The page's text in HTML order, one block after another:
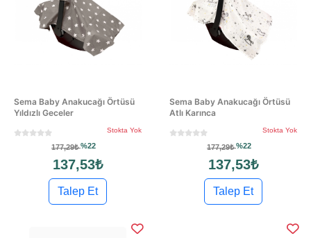
Sema Baby Anakucağı Örtüsü
Yıldızlı Geceler
Stokta Yok
177,29₺%22
137,53₺
Talep Et
Sema Baby Anakucağı Örtüsü
Atlı Karınca
Stokta Yok
177,29₺%22
137,53₺
Talep Et